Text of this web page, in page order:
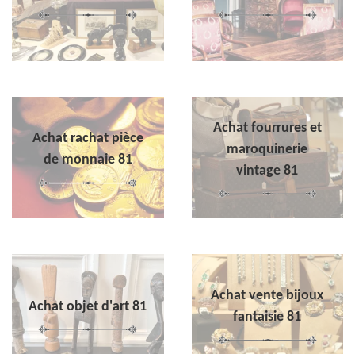
Achat rachat pièce
de monnaie 81
Achat fourrures et
maroquinerie
vintage 81
Achat objet d'art 81
Achat vente bijoux
fantaisie 81